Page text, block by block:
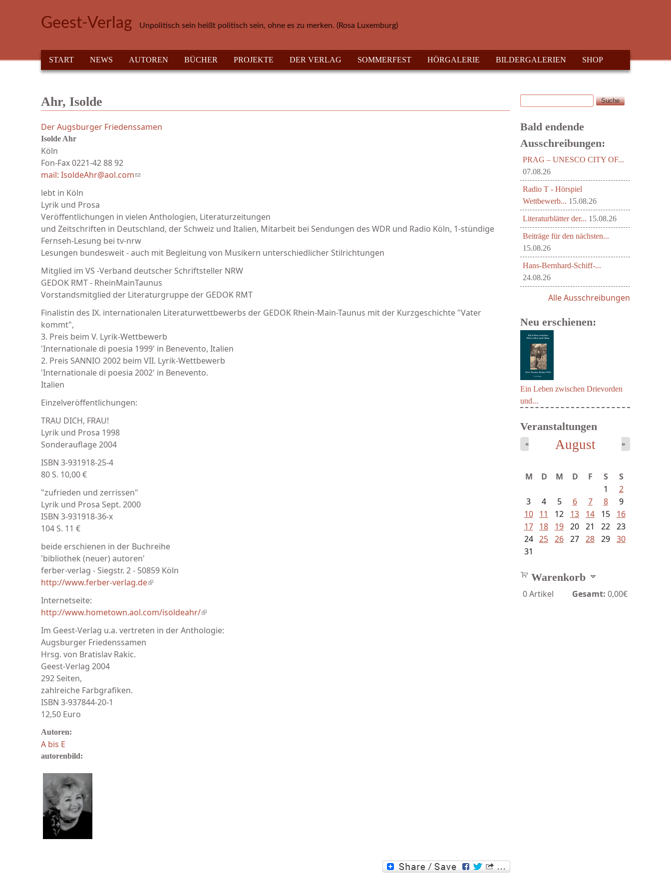
Geest-Verlag Unpolitisch sein heißt politisch sein, ohne es zu merken. (Rosa Luxemburg)
HAUPTMENÜ
START NEWS AUTOREN BÜCHER PROJEKTE DER VERLAG SOMMERFEST HÖRGALERIE BILDERGALERIEN SHOP
Ahr, Isolde
Der Augsburger Friedenssamen
Isolde Ahr
Köln
Fon-Fax 0221-42 88 92
mail: IsoldeAhr@aol.com(link sends e-mail)
lebt in Köln
Lyrik und Prosa
Veröffentlichungen in vielen Anthologien, Literaturzeitungen
und Zeitschriften in Deutschland, der Schweiz und Italien, Mitarbeit bei Sendungen des WDR und Radio Köln, 1-stündige
Fernseh-Lesung bei tv-nrw
Lesungen bundesweit - auch mit Begleitung von Musikern unterschiedlicher Stilrichtungen
Mitglied im VS -Verband deutscher Schriftsteller NRW
GEDOK RMT - RheinMainTaunus
Vorstandsmitglied der Literaturgruppe der GEDOK RMT
Finalistin des IX. internationalen Literaturwettbewerbs der GEDOK Rhein-Main-Taunus mit der Kurzgeschichte "Vater
kommt",
3. Preis beim V. Lyrik-Wettbewerb
'Internationale di poesia 1999' in Benevento, Italien
2. Preis SANNIO 2002 beim VII. Lyrik-Wettbewerb
'Internationale di poesia 2002' in Benevento.
Italien
Einzelveröffentlichungen:
TRAU DICH, FRAU!
Lyrik und Prosa 1998
Sonderauflage 2004
ISBN 3-931918-25-4
80 S. 10,00 €
"zufrieden und zerrissen"
Lyrik und Prosa Sept. 2000
ISBN 3-931918-36-x
104 S. 11 €
beide erschienen in der Buchreihe
'bibliothek (neuer) autoren'
ferber-verlag - Siegstr. 2 - 50859 Köln
http://www.ferber-verlag.de(link is external)
Internetseite:
http://www.hometown.aol.com/isoldeahr/(link is external)
Im Geest-Verlag u.a. vertreten in der Anthologie:
Augsburger Friedenssamen
Hrsg. von Bratislav Rakic.
Geest-Verlag 2004
292 Seiten,
zahlreiche Farbgrafiken.
ISBN 3-937844-20-1
12,50 Euro
Autoren:
A bis E
autorenbild:
Suchformular
Suche
Bald endende
Ausschreibungen:
PRAG – UNESCO CITY OF...
07.08.26
Radio T - Hörspiel
Wettbewerb... 15.08.26
Literaturblätter der... 15.08.26
Beiträge für den nächsten...
15.08.26
Hans-Bernhard-Schiff-...
24.08.26
Alle Ausschreibungen
Neu erschienen:
Ein Leben zwischen Drievorden
und...
Veranstaltungen
August
« »
M D M D F S
S
1
2
3
4 5 6 7 8
9
10
11 12 13 14 15
16
17
18 19 20 21 22 23
24 25 26 27 28 29 30
31
Warenkorb
0Artikel Gesamt: 0,00€